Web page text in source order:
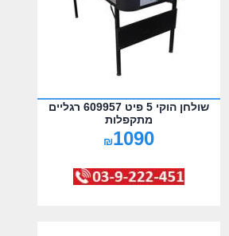
שולחן הוקי 5 פיט 609957 רגליים
מתקפלות
₪1090